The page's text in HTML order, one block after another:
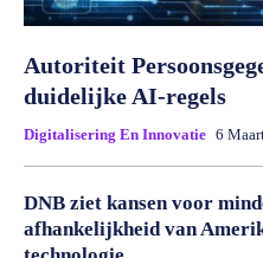
Autoriteit
duidelijke AI-regels
Digitalisering En Innovatie 6
DNB ziet kansen voor
afhankelijkheid van